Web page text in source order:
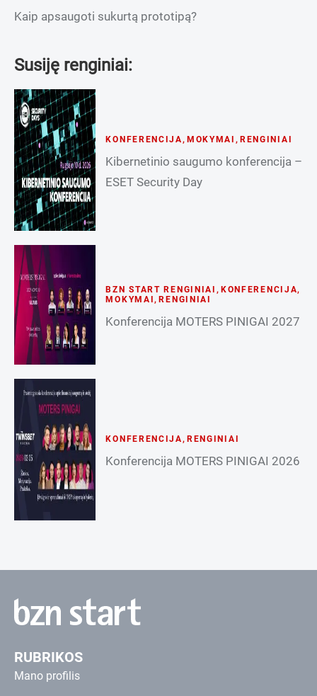
Kaip apsaugoti sukurtą prototipą?
Susiję renginiai:
KONFERENCIJA , MOKYMAI , RENGINIAI
Kibernetinio saugumo konferencija –
ESET Security Day
BZN START RENGINIAI , KONFERENCIJA,
MOKYMAI ,RENGINIAI
Konferencija MOTERS PINIGAI 2027
KONFERENCIJA, RENGINIAI
Konferencija MOTERS PINIGAI 2026
RUBRIKOS
Mano profilis